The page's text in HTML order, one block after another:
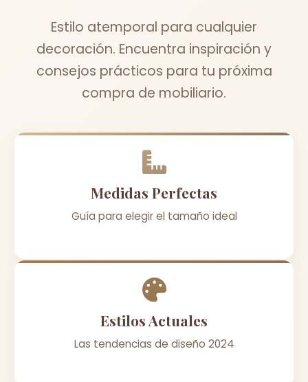
Estilo atemporal para cualquier
decoración. Encuentra inspiración y
consejos prácticos para tu próxima
compra de mobiliario.
Medidas Perfectas
Guía para elegir el tamaño ideal
Estilos Actuales
Las tendencias de diseño 2024